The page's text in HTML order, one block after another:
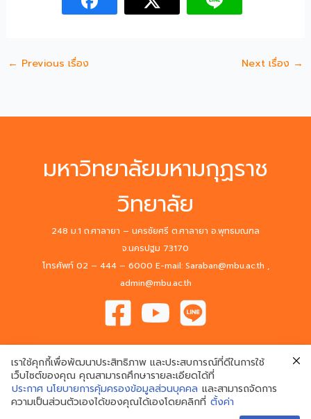
← Previous เรื่อง Next เรื่อง →
มหาวิทยาลัยมหามกุฏราช
วิทยาลัย
248 ม.1 ถ.ศาลายา – นครชัยศรี ต.ศาลายา อ.พุทธมณฑล
จ.นครปฐม 73170
โทรศัพท์ 02 – 444 – 6000 E-mail: Saraban@mbu.ac.th ,
admin@mbu.ac.th
© 2020 Mahamakut Buddhist University. All Rights Reserved.
เราใช้คุกกี้เพื่อพัฒนาประสิทธิภาพ และประสบการณ์ที่ดีในการใช้
เว็บไซต์ของคุณ คุณสามารถศึกษารายละเอียดได้ที่
ประกาศ นโยบายการคุ้มครองข้อมูลส่วนบุคคล และสามารถจัดการ
ความเป็นส่วนตัวเองได้ของคุณได้เองโดยคลิกที่ ตั้งค่า